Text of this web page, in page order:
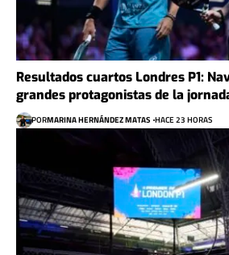
Resultados cuartos Londres P1:
grandes protagonistas de la
PORMARINA HERNÁNDEZ MATAS HACE 23 HORAS